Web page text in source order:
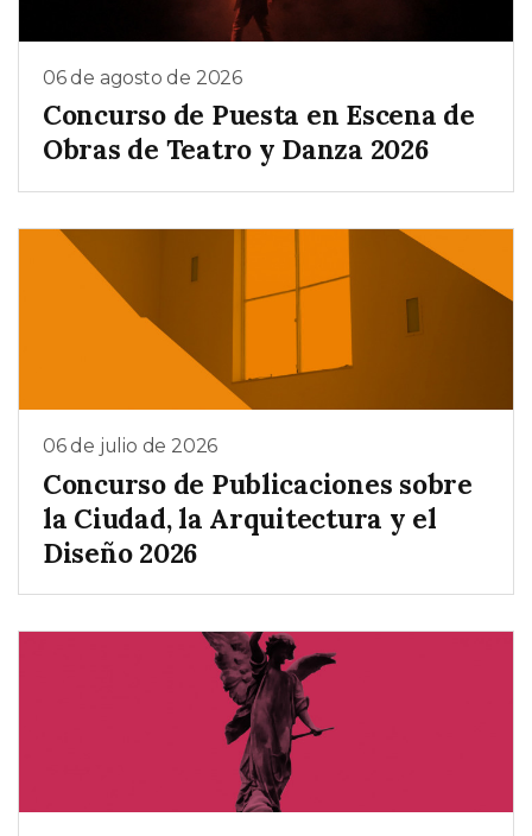
06 de agosto de 2026
Concurso de Puesta en Escena de
Obras de Teatro y Danza 2026
06 de julio de 2026
Concurso de Publicaciones sobre
la Ciudad, la Arquitectura y el
Diseño 2026